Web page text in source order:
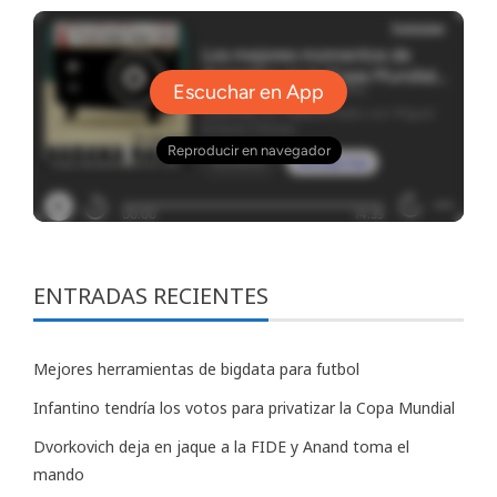
ENTRADAS RECIENTES
Mejores herramientas de bigdata para futbol
Infantino tendría los votos para privatizar la Copa Mundial
Dvorkovich deja en jaque a la FIDE y Anand toma el
mando